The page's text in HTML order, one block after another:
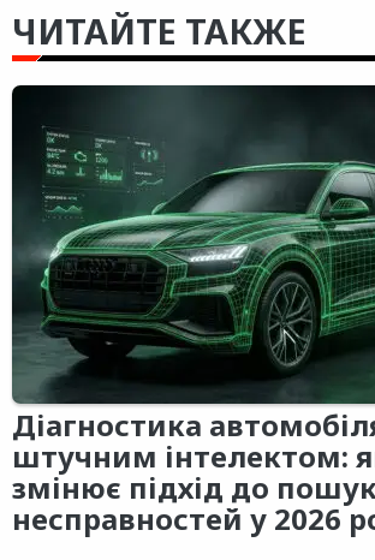
ЧИТАЙТЕ ТАКЖЕ
Діагностика
штучним інтелектом:
змінює підхід до
несправностей у 2026